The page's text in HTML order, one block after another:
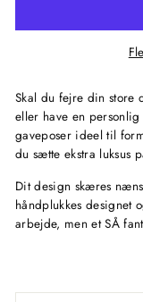
Skal du fejre din store
eller have en
gaveposer ideel til
du sætte ekstra luksus
Dit design skæres
håndplukkes designet
arbejde, men et SÅ